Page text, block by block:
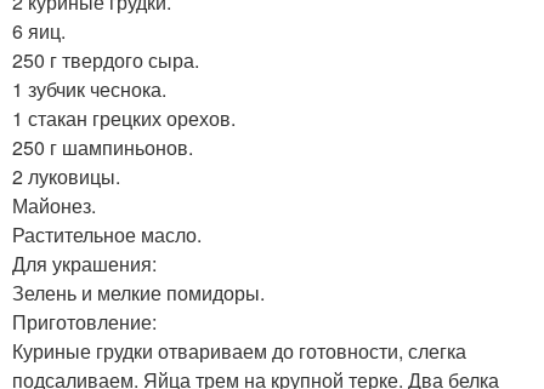
6 яиц.
250 г твердого сыра.
1 зубчик чеснока.
1 стакан грецких орехов.
250 г шампиньонов.
2 луковицы.
Майонез.
Растительное масло.
Для украшения:
Зелень и мелкие помидоры.
Приготовление:
Куриные грудки отвариваем до готовности, слегка
подсаливаем. Яйца трем на крупной терке. Два белка